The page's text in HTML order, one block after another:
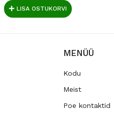
LISA OSTUKORVI
MENÜÜ
Kodu
Meist
Poe kontaktid